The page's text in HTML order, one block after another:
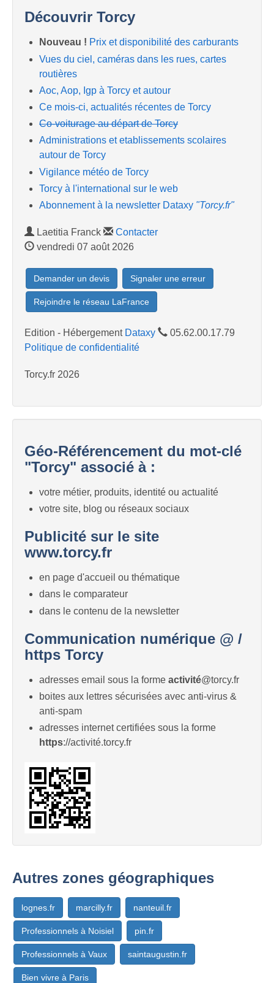
Découvrir Torcy
Nouveau ! Prix et disponibilité des carburants
Vues du ciel, caméras dans les rues, cartes
routières
Aoc, Aop, Igp à Torcy et autour
Ce mois-ci, actualités récentes de Torcy
Co-voiturage au départ de Torcy
Administrations et etablissements scolaires
autour de Torcy
Vigilance météo de Torcy
Torcy à l'international sur le web
Abonnement à la newsletter Dataxy "Torcy.fr"
Laetitia Franck
Contacter
vendredi 07 août 2026
Demander un devis Signaler une erreur
Rejoindre le réseau LaFrance
Edition - Hébergement Dataxy
05.62.00.17.79
Politique de confidentialité
Torcy.fr 2026
Géo-Référencement du mot-clé
"Torcy" associé à :
votre métier, produits, identité ou actualité
votre site, blog ou réseaux sociaux
Publicité sur le site
www.torcy.fr
en page d'accueil ou thématique
dans le comparateur
dans le contenu de la newsletter
Communication numérique @ /
https Torcy
adresses email sous la forme activité@torcy.fr
boites aux lettres sécurisées avec anti-virus &
anti-spam
adresses internet certifiées sous la forme
https://activité.torcy.fr
Autres zones géographiques
lognes.fr marcilly.fr nanteuil.fr
Professionnels à Noisiel pin.fr
Professionnels à Vaux saintaugustin.fr
Bien vivre à Paris